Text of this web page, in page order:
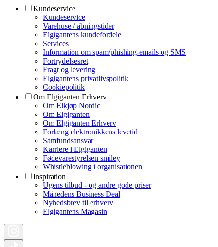
Kundeservice
Kundeservice
Varehuse / åbningstider
Elgigantens kundefordele
Services
Information om spam/phishing-emails og SMS
Fortrydelsesret
Fragt og levering
Elgigantens privatlivspolitik
Cookiepolitik
Om Elgiganten Erhverv
Om Elkjøp Nordic
Om Elgiganten
Om Elgiganten Erhverv
Forlæng elektronikkens levetid
Samfundsansvar
Karriere i Elgiganten
Fødevarestyrelsen smiley
Whistleblowing i organisationen
Inspiration
Ugens tilbud - og andre gode priser
Månedens Business Deal
Nyhedsbrev til erhverv
Elgigantens Magasin